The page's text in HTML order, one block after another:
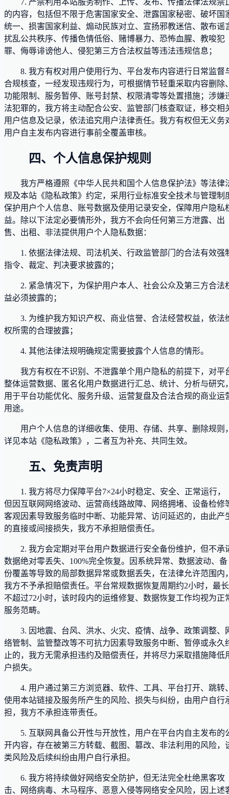
7. 严禁利用本站服务制作、上传、发布、传播法律法规禁
的内容，包括但不限于危害国家安全、泄露国家秘密、破坏国
统一、损害国家利益、煽动民族对立、宣扬邪教迷信、散布谣
扰乱公共秩序、传播色情低俗、赌博暴力、恐怖血腥、教唆犯
罪、侮辱诽谤他人、侵犯第三方合法权益等违法违规信息；
8. 我方有权对用户使用行为、平台发布内容进行日常监督
合规核查，一经发现违规行为，可根据情节轻重采取内容删除
功能限制、服务暂停、账号封禁、权限清零等处置措施；涉嫌
法犯罪的，我方将主动配合公安、监管部门核查取证，移交相
用户信息及记录，依法追究用户法律责任。我方有权但无义务
用户自主发布内容进行事前全覆盖审核。
四、个人信息保护规则
我方严格遵照《中华人民共和国个人信息保护法》等法律
规及本站《隐私政策》约定，采用行业标准安全技术与管理制
保护用户个人信息、账号数据及使用记录安全，保障用户隐私
益。除以下法定必要情形外，我方不会向任何第三方泄露、出
售、出租、非法提供用户个人隐私数据：
1. 依据法律法规、司法机关、行政监管部门的合法有效强
指令、裁定、判决要求披露的；
2. 紧急情况下，为保护用户本人、社会公众及第三方合法
益必须披露的；
3. 为维护我方知识产权、商业信誉、合法经营权益，依法
权所需的合理披露；
4. 其他法律法规明确规定需要披露个人信息的情形。
我方有权在不识别、不泄露单个用户隐私的前提下，对平
整体运营数据、匿名化用户数据进行汇总、统计、分析与研究
用于平台功能优化、服务升级、运营复盘及合法合规的商业运
用途。
用户个人信息的详细收集、使用、存储、共享、删除规则
详见本站《隐私政策》，二者互为补充、共同生效。
五、免责声明
1. 我方将尽力保障平台7×24小时稳定、安全、正常运行，
但因互联网网络波动、运营商线路故障、网络拥堵、设备检修
客观因素导致服务临时中断、功能异常、访问延迟的，由此产
的直接或间接损失，我方不承担赔偿责任。
2. 我方会定期对平台用户数据进行安全备份维护，但不承
数据绝对零丢失、100%完全恢复。因系统异常、数据波动、备
份覆盖等导致的局部数据异常或数据丢失，在法律允许范围内
我方不予承担赔偿责任。平台常规数据恢复周期约2小时，最长
不超过72小时，该时段内的运维修复、数据恢复工作均视为正
服务范畴。
3. 因地震、台风、洪水、火灾、疫情、战争、政策调整、
络管制、监管整改等不可抗力因素导致服务中断、暂停或永久
止的，我方无需承担违约及赔偿责任，并将尽力采取措施降低
户损失。
4. 用户通过第三方浏览器、软件、工具、平台打开、跳转
使用本站链接及服务所产生的风险、损失与纠纷，由用户自行
担，我方不承担连带责任。
5. 互联网具备公开性与开放性，用户在平台内自主发布的
开内容，存在被第三方转载、截图、篡改、非法利用的风险，
类风险及后续纠纷由用户自行承担。
6. 我方将持续做好网络安全防护，但无法完全杜绝黑客攻
击、网络病毒、木马程序、恶意入侵等网络安全风险，因上述